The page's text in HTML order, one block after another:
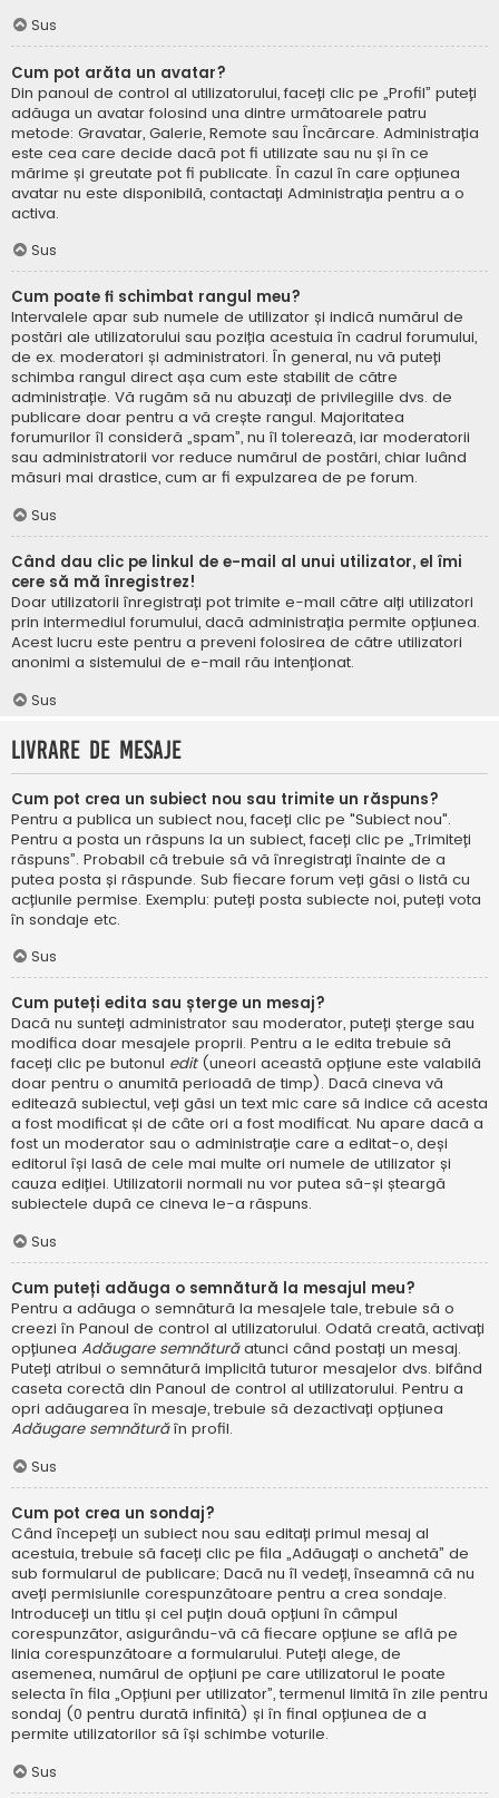
Sus
Cum pot arăta un avatar?
Din panoul de control al utilizatorului, faceți clic pe „Profil” puteți
adăuga un avatar folosind una dintre următoarele patru
metode: Gravatar, Galerie, Remote sau Încărcare. Administrația
este cea care decide dacă pot fi utilizate sau nu și în ce
mărime și greutate pot fi publicate. În cazul în care opțiunea
avatar nu este disponibilă, contactați Administrația pentru a o
activa.
Sus
Cum poate fi schimbat rangul meu?
Intervalele apar sub numele de utilizator și indică numărul de
postări ale utilizatorului sau poziția acestuia în cadrul forumului,
de ex. moderatori și administratori. În general, nu vă puteți
schimba rangul direct așa cum este stabilit de către
administrație. Vă rugăm să nu abuzați de privilegiile dvs. de
publicare doar pentru a vă crește rangul. Majoritatea
forumurilor îl consideră „spam”, nu îl tolerează, iar moderatorii
sau administratorii vor reduce numărul de postări, chiar luând
măsuri mai drastice, cum ar fi expulzarea de pe forum.
Sus
Când dau clic pe linkul de e-mail al unui utilizator, el îmi
cere să mă înregistrez!
Doar utilizatorii înregistrați pot trimite e-mail către alți utilizatori
prin intermediul forumului, dacă administrația permite opțiunea.
Acest lucru este pentru a preveni folosirea de către utilizatori
anonimi a sistemului de e-mail rău intenționat.
Sus
Livrare de mesaje
Cum pot crea un subiect nou sau trimite un răspuns?
Pentru a publica un subiect nou, faceți clic pe "Subiect nou".
Pentru a posta un răspuns la un subiect, faceți clic pe „Trimiteți
răspuns”. Probabil că trebuie să vă înregistrați înainte de a
putea posta și răspunde. Sub fiecare forum veți găsi o listă cu
acțiunile permise. Exemplu: puteți posta subiecte noi, puteți vota
în sondaje etc.
Sus
Cum puteți edita sau șterge un mesaj?
Dacă nu sunteți administrator sau moderator, puteți șterge sau
modifica doar mesajele proprii. Pentru a le edita trebuie să
faceți clic pe butonul edit (uneori această opțiune este valabilă
doar pentru o anumită perioadă de timp). Dacă cineva vă
editează subiectul, veți găsi un text mic care să indice că acesta
a fost modificat și de câte ori a fost modificat. Nu apare dacă a
fost un moderator sau o administrație care a editat-o, deși
editorul își lasă de cele mai multe ori numele de utilizator și
cauza ediției. Utilizatorii normali nu vor putea să-și șteargă
subiectele după ce cineva le-a răspuns.
Sus
Cum puteți adăuga o semnătură la mesajul meu?
Pentru a adăuga o semnătură la mesajele tale, trebuie să o
creezi în Panoul de control al utilizatorului. Odată creată, activați
opțiunea Adăugare semnăturăatunci când postați un mesaj.
Puteți atribui o semnătură implicită tuturor mesajelor dvs. bifând
caseta corectă din Panoul de control al utilizatorului. Pentru a
opri adăugarea în mesaje, trebuie să dezactivați opțiunea
Adăugare semnăturăîn profil.
Sus
Cum pot crea un sondaj?
Când începeți un subiect nou sau editați primul mesaj al
acestuia, trebuie să faceți clic pe fila „Adăugați o anchetă” de
sub formularul de publicare; Dacă nu îl vedeți, înseamnă că nu
aveți permisiunile corespunzătoare pentru a crea sondaje.
Introduceți un titlu și cel puțin două opțiuni în câmpul
corespunzător, asigurându-vă că fiecare opțiune se află pe
linia corespunzătoare a formularului. Puteți alege, de
asemenea, numărul de opțiuni pe care utilizatorul le poate
selecta în fila „Opțiuni per utilizator”, termenul limită în zile pentru
sondaj (0 pentru durată infinită) și în final opțiunea de a
permite utilizatorilor să își schimbe voturile.
Sus